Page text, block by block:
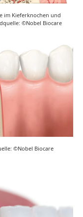
im Kieferknochen und
©Nobel Biocare
©Nobel Biocare